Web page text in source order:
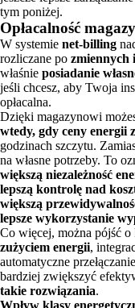
tym poniżej.
Opłacalność
W systemie net-billing
rozliczane po zmiennych
właśnie posiadanie
jeśli chcesz, aby Twoja
opłacalna.
Dzięki magazynowi
wtedy, gdy ceny energii
godzinach szczytu.
na własne potrzeby. To
większą niezależność
lepszą kontrolę nad
większą
lepsze wykorzystanie
Co więcej, można pójść o
zużyciem energii,
automatyczne
bardziej zwiększyć
takie rozwiązania.
Wpływ klasy